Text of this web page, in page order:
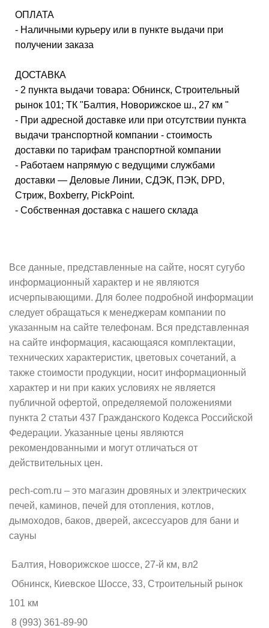
ОПЛАТА
- Наличными курьеру или в пункте выдачи при
получении заказа
ДОСТАВКА
- 2 пункта выдачи товара: Обнинск, Строительный
рынок 101; ТК "Балтия, Новорижское ш., 27 км "
- При адресной доставке или при отсутствии пункта
выдачи транспортной компании - стоимость
доставки по тарифам транспортной компании
- Работаем напрямую с ведущими службами
доставки — Деловые Линии, СДЭК, ПЭК, DPD,
Стриж, Boxberry, PickPoint.
- Собственная доставка с нашего склада
Все данные, представленные на сайте, носят сугубо
информационный характер и не являются
исчерпывающими. Для более подробной информации
следует обращаться к менеджерам компании по
указанным на сайте телефонам. Вся представленная
на сайте информация, касающаяся комплектации,
технических характеристик, цветовых сочетаний, а
также стоимости продукции, носит информационный
характер и ни при каких условиях не является
публичной офертой, определяемой положениями
пункта 2 статьи 437 Гражданского Кодекса Российской
Федерации. Указанные цены являются
рекомендованными и могут отличаться от
действительных цен.
pech-com.ru – это магазин дровяных и электрических
печей, каминов, печей для отопления, котлов,
дымоходов, баков, дверей, аксессуаров для бани и
сауны
Балтия, Новорижское шоссе, 27-й км, вл2
Обнинск, Киевское Шоссе, 33, Строительный рынок
101 км
8 (993) 361-89-90